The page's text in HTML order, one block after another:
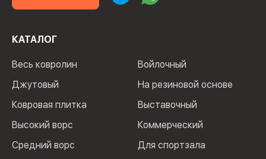
КАТАЛОГ
Весь ковролин
Джутовый
Ковровая плитка
Высокий ворс
Средний ворс
Войлочный
На резиновой основе
Выставочный
Коммерческий
Для спортзала